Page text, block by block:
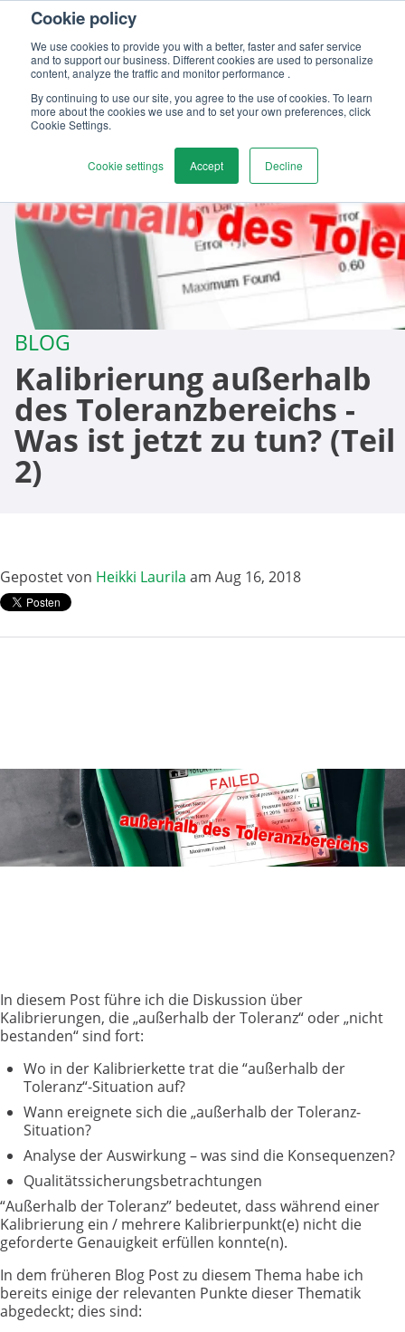
Cookie policy
We use cookies to provide you with a better, faster and safer service
and to support our business. Different cookies are used to personalize
content, analyze the traffic and monitor performance .
By continuing to use our site, you agree to the use of cookies. To learn
more about the cookies we use and to set your own preferences, click
Cookie Settings.
Cookie settings Accept Decline
BLOG
Kalibrierung außerhalb
des Toleranzbereichs -
Was ist jetzt zu tun? (Teil
2)
Gepostet von Heikki Laurila am Aug 16, 2018
In diesem Post führe ich die Diskussion über
Kalibrierungen, die „außerhalb der Toleranz“ oder „nicht
bestanden“ sind fort:
Wo in der Kalibrierkette trat die “außerhalb der
Toleranz“-Situation auf?
Wann ereignete sich die „außerhalb der Toleranz-
Situation?
Analyse der Auswirkung – was sind die Konsequenzen?
Qualitätssicherungsbetrachtungen
“Außerhalb der Toleranz” bedeutet, dass während einer
Kalibrierung ein / mehrere Kalibrierpunkt(e) nicht die
geforderte Genauigkeit erfüllen konnte(n).
In dem früheren Blog Post zu diesem Thema habe ich
bereits einige der relevanten Punkte dieser Thematik
abgedeckt; dies sind: